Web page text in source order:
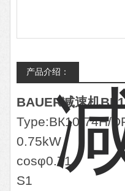
产品介绍：
BAUER减速机
Type:ВК10-74Н/
0.75kW
cosφ0.71
S1